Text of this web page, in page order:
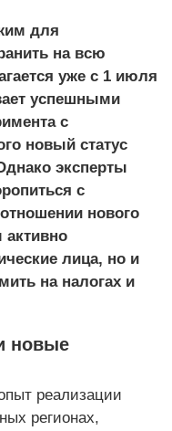
для
на всю
уже с 1 июля
успешными
с
новый статус
эксперты
с
нового
активно
лица, но и
на налогах и
новые
реализации
регионах,